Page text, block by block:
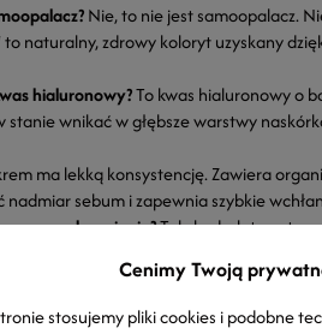
Nie, to nie jest samoopalacz.
to naturalny, zdrowy koloryt uzyskany
hialuronowy?To kwas hialuronowy o
wnikać w głębsze warstwy
ma lekką konsystencję. Zawiera
sebum i zapewnia szybkie
przebarwienia?Tak, hydrolat z
kolorytu skóry i przywracanie jej blasku.
Cenimy Twoją
stosujemy pliki cookies i podobne